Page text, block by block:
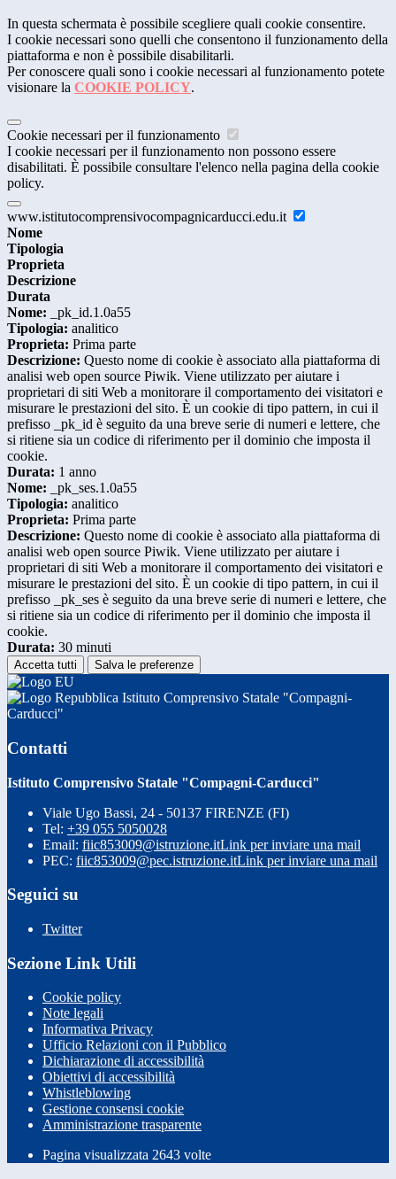
In questa schermata è possibile scegliere quali cookie consentire.
I cookie necessari sono quelli che consentono il funzionamento della
piattaforma e non è possibile disabilitarli.
Per conoscere quali sono i cookie necessari al funzionamento potete
visionare la COOKIE POLICY.
Cookie necessari per il funzionamento
I cookie necessari per il funzionamento non possono essere
disabilitati. È possibile consultare l'elenco nella pagina della cookie
policy.
www.istitutocomprensivocompagnicarducci.edu.it
Nome
Tipologia
Proprieta
Descrizione
Durata
Nome: _pk_id.1.0a55
Tipologia: analitico
Proprieta: Prima parte
Descrizione: Questo nome di cookie è associato alla piattaforma di
analisi web open source Piwik. Viene utilizzato per aiutare i
proprietari di siti Web a monitorare il comportamento dei visitatori e
misurare le prestazioni del sito. È un cookie di tipo pattern, in cui il
prefisso _pk_id è seguito da una breve serie di numeri e lettere, che
si ritiene sia un codice di riferimento per il dominio che imposta il
cookie.
Durata: 1 anno
Nome: _pk_ses.1.0a55
Tipologia: analitico
Proprieta: Prima parte
Descrizione: Questo nome di cookie è associato alla piattaforma di
analisi web open source Piwik. Viene utilizzato per aiutare i
proprietari di siti Web a monitorare il comportamento dei visitatori e
misurare le prestazioni del sito. È un cookie di tipo pattern, in cui il
prefisso _pk_ses è seguito da una breve serie di numeri e lettere, che
si ritiene sia un codice di riferimento per il dominio che imposta il
cookie.
Durata: 30 minuti
Accetta tutti Salva le preferenze
Istituto Comprensivo Statale "Compagni-
Carducci"
Contatti
Istituto Comprensivo Statale "Compagni-Carducci"
Viale Ugo Bassi, 24 - 50137 FIRENZE (FI)
Tel: +39 055 5050028
Email: fiic853009@istruzione.itLink per inviare una mail
PEC: fiic853009@pec.istruzione.itLink per inviare una mail
Seguici su
Twitter
Sezione Link Utili
Cookie policy
Note legali
Informativa Privacy
Ufficio Relazioni con il Pubblico
Dichiarazione di accessibilità
Obiettivi di accessibilità
Whistleblowing
Gestione consensi cookie
Amministrazione trasparente
Pagina visualizzata 2643 volte